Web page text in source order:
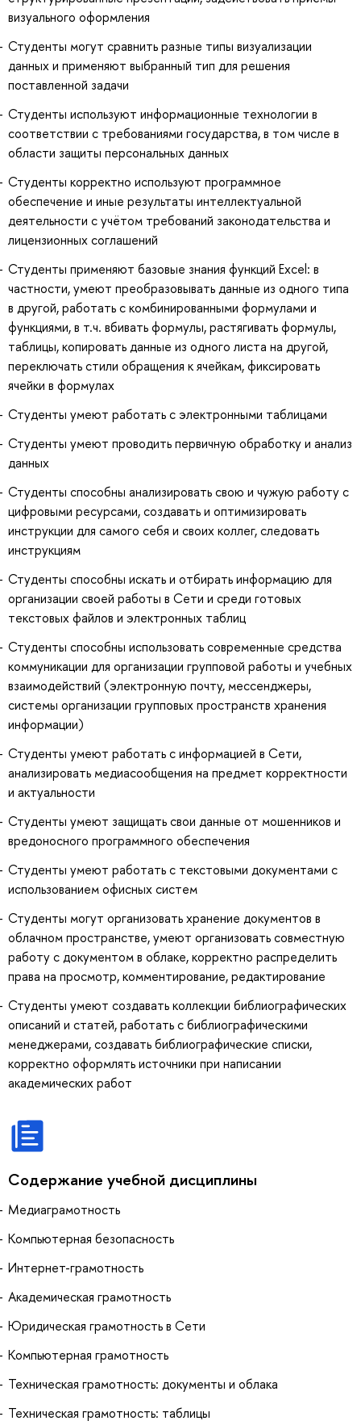
визуального оформления
Студенты могут сравнить разные типы визуализации
данных и применяют выбранный тип для решения
поставленной задачи
Студенты используют информационные технологии в
соответствии с требованиями государства, в том числе в
области защиты персональных данных
Студенты корректно используют программное
обеспечение и иные результаты интеллектуальной
деятельности с учётом требований законодательства и
лицензионных соглашений
Студенты применяют базовые знания функций Excel: в
частности, умеют преобразовывать данные из одного типа
в другой, работать с комбинированными формулами и
функциями, в т.ч. вбивать формулы, растягивать формулы,
таблицы, копировать данные из одного листа на другой,
переключать стили обращения к ячейкам, фиксировать
ячейки в формулах
Студенты умеют работать с электронными таблицами
Студенты умеют проводить первичную обработку и анализ
данных
Студенты способны анализировать свою и чужую работу с
цифровыми ресурсами, создавать и оптимизировать
инструкции для самого себя и своих коллег, следовать
инструкциям
Студенты способны искать и отбирать информацию для
организации своей работы в Сети и среди готовых
текстовых файлов и электронных таблиц
Студенты способны использовать современные средства
коммуникации для организации групповой работы и учебных
взаимодействий (электронную почту, мессенджеры,
системы организации групповых пространств хранения
информации)
Студенты умеют работать с информацией в Сети,
анализировать медиасообщения на предмет корректности
и актуальности
Студенты умеют защищать свои данные от мошенников и
вредоносного программного обеспечения
Студенты умеют работать с текстовыми документами с
использованием офисных систем
Студенты могут организовать хранение документов в
облачном пространстве, умеют организовать совместную
работу с документом в облаке, корректно распределить
права на просмотр, комментирование, редактирование
Студенты умеют создавать коллекции библиографических
описаний и статей, работать с библиографическими
менеджерами, создавать библиографические списки,
корректно оформлять источники при написании
академических работ
Содержание учебной дисциплины
Медиаграмотность
Компьютерная безопасность
Интернет-грамотность
Академическая грамотность
Юридическая грамотность в Сети
Компьютерная грамотность
Техническая грамотность: документы и облака
Техническая грамотность: таблицы